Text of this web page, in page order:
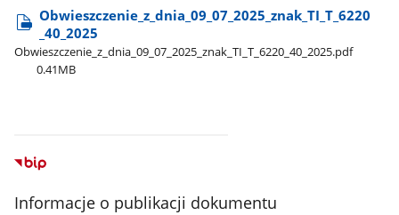
Obwieszczenie​_z​_dnia​_09​_07​_2025​_znak​_TI​_T​_6220​
_40​_2025
Obwieszczenie​_z​_dnia​_09​_07​_2025​_znak​_TI​_T​_6220​_40​_2025.pdf
0.41MB
Informacje o publikacji dokumentu